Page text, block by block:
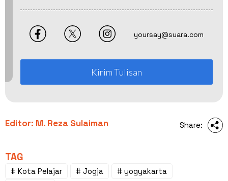
yoursay@suara.com
Kirim Tulisan
Editor: M. Reza Sulaiman Share:
TAG
# Kota Pelajar # Jogja
# yogyakarta